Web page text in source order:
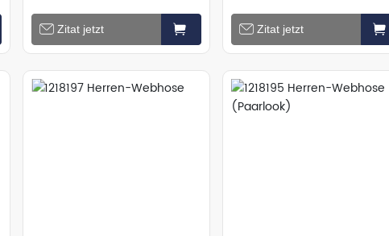
Lederjacke
Zitat jetzt
Baumwoll-Fünftelhose
Zitat jetzt